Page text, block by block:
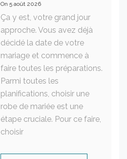
On 5 août 2026
Ça y est, votre grand jour
approche. Vous avez déjà
décidé la date de votre
mariage et commence à
faire toutes les préparations.
Parmi toutes les
planifications, choisir une
robe de mariée est une
étape cruciale. Pour ce faire,
choisir